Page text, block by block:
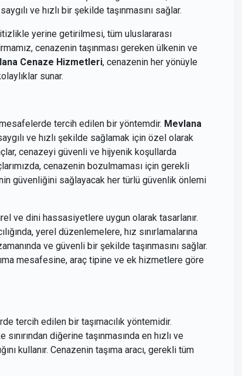
ve hızlı bir şekilde taşınmasını sağlar.
yerine getirilmesi, tüm uluslararası
cenazenin taşınması gereken ülkenin ve
Cenaze Hizmetleri, cenazenin her yönüyle
sunar.
tercih edilen bir yöntemdir. Mevlana
ve hızlı şekilde sağlamak için özel olarak
cenazeyi güvenli ve hijyenik koşullarda
cenazenin bozulmaması için gerekli
güvenliğini sağlayacak her türlü güvenlik önlemi
ve dini hassasiyetlere uygun olarak tasarlanır.
yerel düzenlemelere, hız sınırlamalarına
ve güvenli bir şekilde taşınmasını sağlar.
mesafesine, araç tipine ve ek hizmetlere göre
tercih edilen bir taşımacılık yöntemidir.
diğerine taşınmasında en hızlı ve
kullanır. Cenazenin taşıma aracı, gerekli tüm